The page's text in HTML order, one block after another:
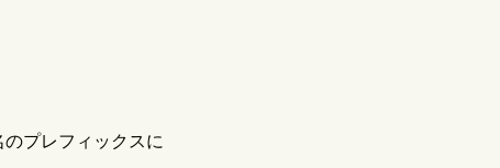
プレフィックスに